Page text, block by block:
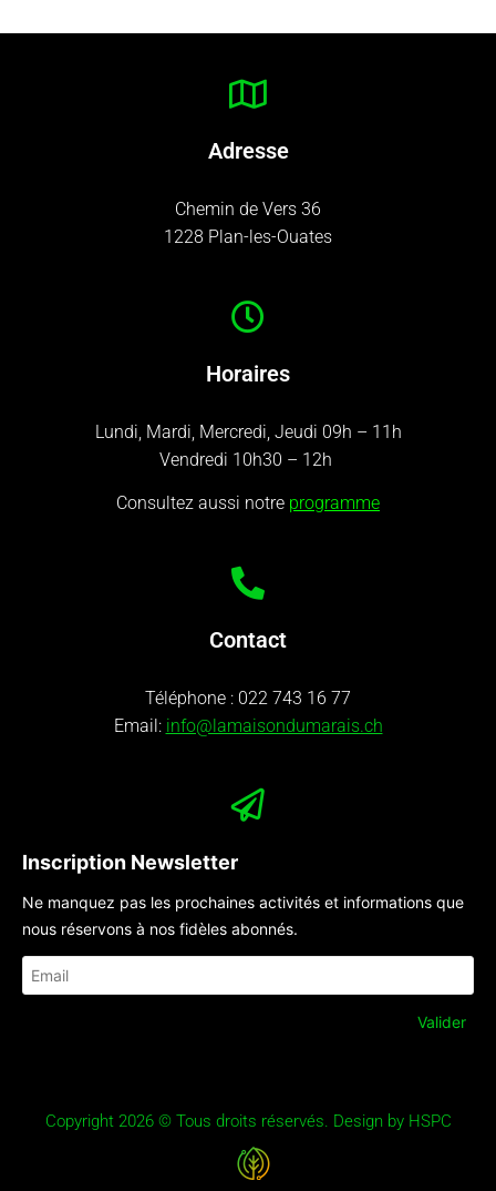
Adresse
Chemin de Vers 36
1228 Plan-les-Ouates
Horaires
Lundi, Mardi, Mercredi, Jeudi 09h – 11h
Vendredi 10h30 – 12h
Consultez aussi notre programme
Contact
Téléphone : 022 743 16 77
Email: info@lamaisondumarais.ch
Inscription Newsletter
Ne manquez pas les prochaines activités et informations que
nous réservons à nos fidèles abonnés.
Copyright 2026 © Tous droits réservés. Design by HSPC